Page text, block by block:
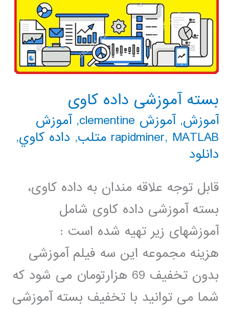
بسته آموزشی داده کاوی
آموزش,آموزش clementine ,آموزش
rapidminer, MATLAB متلب , داده كاوي,
دانلود
قابل توجه علاقه مندان به داده کاوی،
بسته آموزشی داده کاوی شامل
آموزشهای زیر تهیه شده است :
هزینه مجموعه این سه فیلم آموزشی
بدون تخفیف 69 هزارتومان می شود که
شما می توانید با تخفیف بسته آموزشی